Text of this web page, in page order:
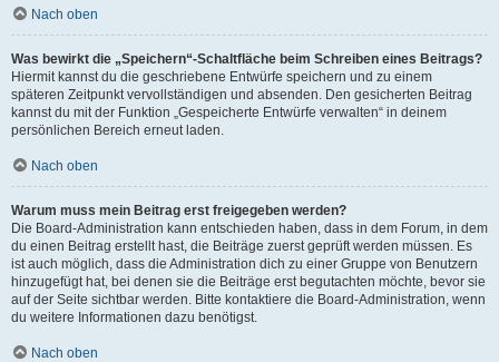
Nach oben
Was bewirkt die „Speichern“-Schaltfläche beim Schreiben eines Beitrags?
Hiermit kannst du die geschriebene Entwürfe speichern und zu einem
späteren Zeitpunkt vervollständigen und absenden. Den gesicherten Beitrag
kannst du mit der Funktion „Gespeicherte Entwürfe verwalten“ in deinem
persönlichen Bereich erneut laden.
Nach oben
Warum muss mein Beitrag erst freigegeben werden?
Die Board-Administration kann entschieden haben, dass in dem Forum, in dem
du einen Beitrag erstellt hast, die Beiträge zuerst geprüft werden müssen. Es
ist auch möglich, dass die Administration dich zu einer Gruppe von Benutzern
hinzugefügt hat, bei denen sie die Beiträge erst begutachten möchte, bevor sie
auf der Seite sichtbar werden. Bitte kontaktiere die Board-Administration, wenn
du weitere Informationen dazu benötigst.
Nach oben